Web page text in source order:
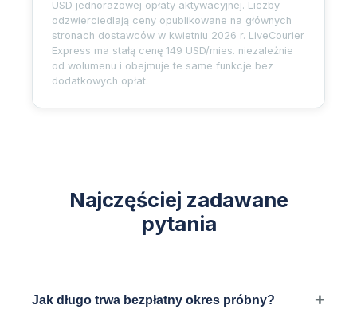
USD jednorazowej opłaty aktywacyjnej. Liczby
odzwierciedlają ceny opublikowane na głównych
stronach dostawców w kwietniu 2026 r. LiveCourier
Express ma stałą cenę 149 USD/mies. niezależnie
od wolumenu i obejmuje te same funkcje bez
dodatkowych opłat.
Najczęściej zadawane
pytania
Jak długo trwa bezpłatny okres próbny?